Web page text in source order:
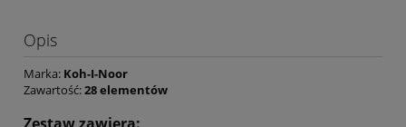
Opis
Marka: Koh-I-Noor
Zawartość:28 elementów